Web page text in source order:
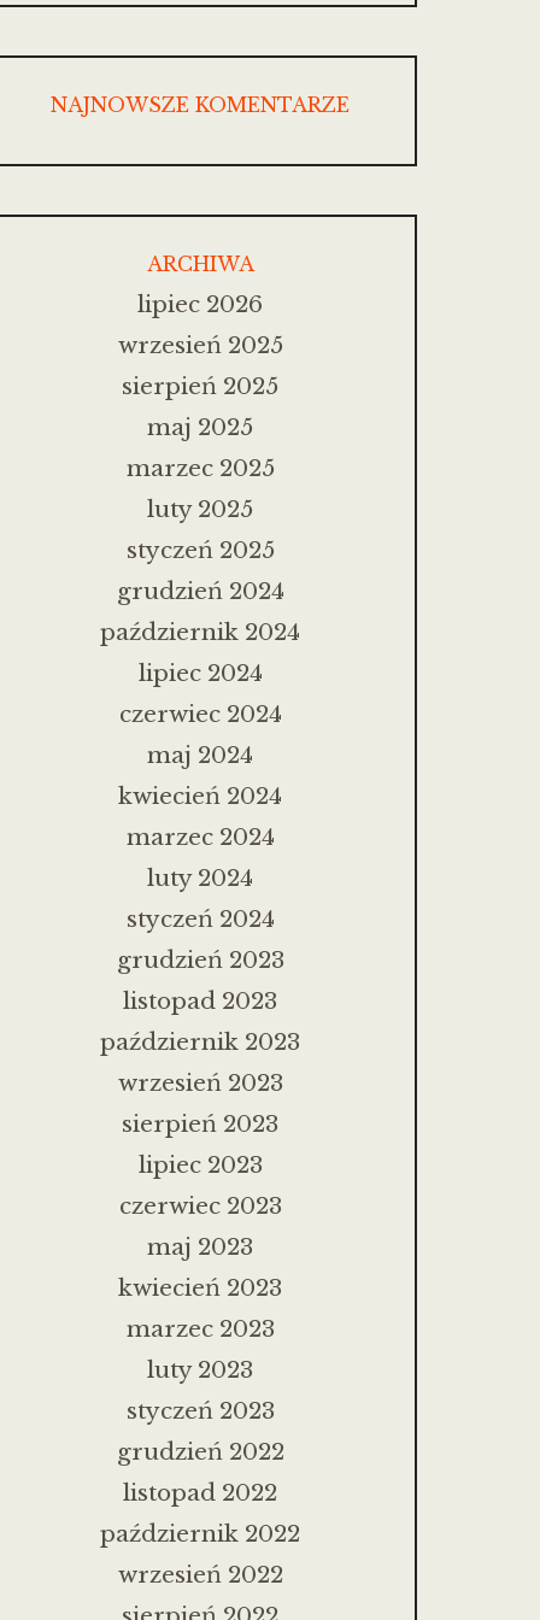
NAJNOWSZE KOMENTARZE
ARCHIWA
lipiec 2026
wrzesień 2025
sierpień 2025
maj 2025
marzec 2025
luty 2025
styczeń 2025
grudzień 2024
październik 2024
lipiec 2024
czerwiec 2024
maj 2024
kwiecień 2024
marzec 2024
luty 2024
styczeń 2024
grudzień 2023
listopad 2023
październik 2023
wrzesień 2023
sierpień 2023
lipiec 2023
czerwiec 2023
maj 2023
kwiecień 2023
marzec 2023
luty 2023
styczeń 2023
grudzień 2022
listopad 2022
październik 2022
wrzesień 2022